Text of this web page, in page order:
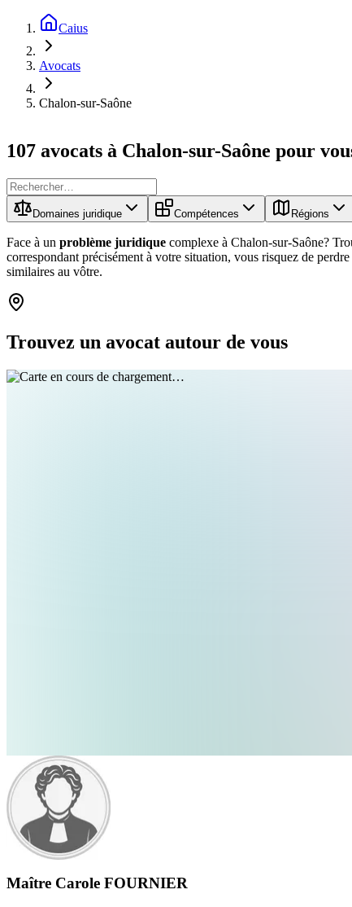
Caius
Avocats
Chalon-sur-Saône
107 avocats à Chalon-sur-Saône pour
Domaines juridique Compétences Régions
Face à un problème juridique complexe à Chalon-sur-Saône?
correspondant précisément à votre situation, vous risquez de
similaires au vôtre.
Trouvez un avocat autour de vous
Maître Carole FOURNIER